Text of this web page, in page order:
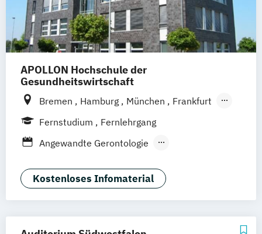
APOLLON Hochschule der
Gesundheitswirtschaft
Bremen Hamburg München
Frankfurt
Köln
Göttingen Leipzig
Stuttgart
Fernstudium
Fernlehrgang
Angewandte Gerontologie
Berufspädagogik & Management
Gerontologie - Kompetenzen für das
Kostenloses Infomaterial